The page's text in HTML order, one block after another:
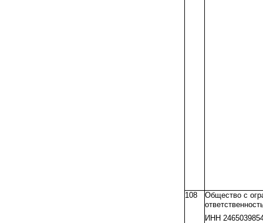
108
Общество с
ИНН